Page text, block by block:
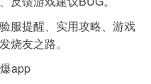
服提醒、实用攻略、游戏
烧友之路。